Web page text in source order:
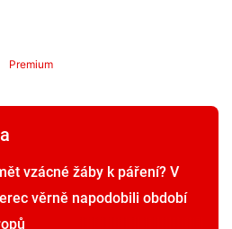
Premium
vzácné žáby k páření? V
věrně napodobili období